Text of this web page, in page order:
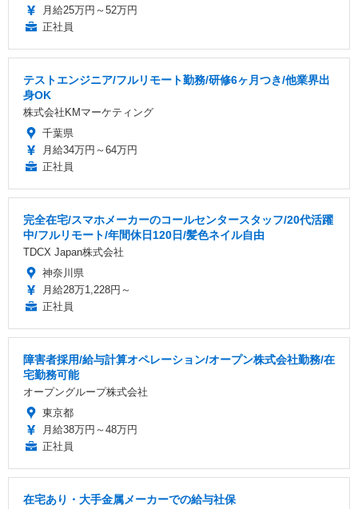
月給25万円～52万円
正社員
テストエンジニア/フルリモート勤務/研修6ヶ月つき/他業界出
身OK
株式会社KMマーケティング
千葉県
月給34万円～64万円
正社員
完全在宅/スマホメーカーのコールセンタースタッフ/20代活躍
中/フルリモート/年間休日120日/髪色ネイル自由
TDCX Japan株式会社
神奈川県
月給28万1,228円～
正社員
障害者採用/給与計算オペレーション/オープン株式会社勤務/在
宅勤務可能
オープングループ株式会社
東京都
月給38万円～48万円
正社員
在宅あり・大手金属メーカーでの給与社保